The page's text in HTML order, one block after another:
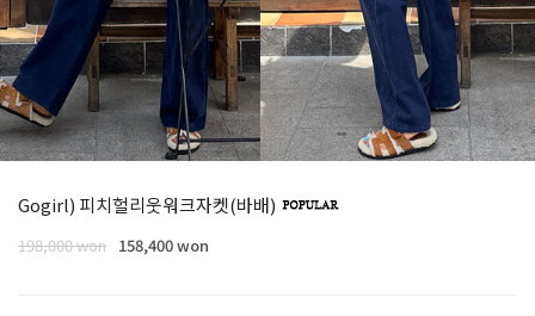
Gogirl) 피치헐리웃워크자켓(바배)
198,000 won 158,400 won